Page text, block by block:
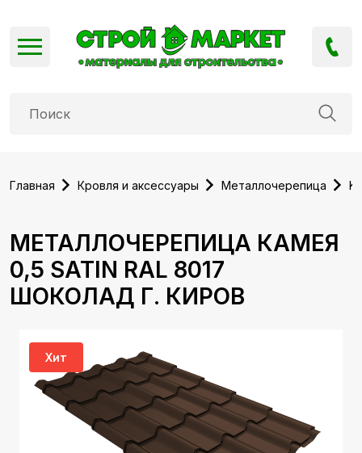
Главная Кровля и аксессуары Металлочерепица
МЕТАЛЛОЧЕРЕПИЦА КАМЕЯ
0,5 SATIN RAL 8017
ШОКОЛАД Г. КИРОВ
Хит